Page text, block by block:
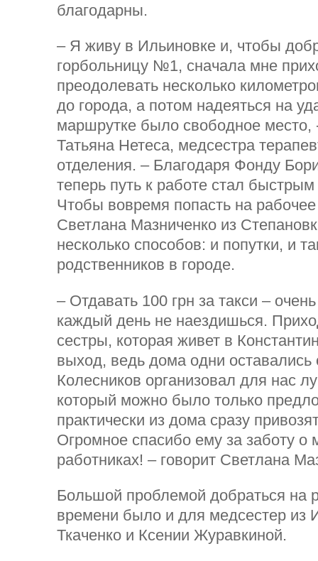
благодарны.
– Я живу в Ильиновке и, чтобы
горбольницу №1, сначала мне
преодолевать несколько
до города, а потом надеяться на
маршрутке было свободное место,
Татьяна Нетеса, медсестра
отделения. – Благодаря Фонду
теперь путь к работе стал
Чтобы вовремя попасть на
Светлана Мазниченко из
несколько способов: и попутки, и
родственников в городе.
– Отдавать 100 грн за такси –
каждый день не наездишься.
сестры, которая живет в
выход, ведь дома одни
Колесников организовал для нас
который можно было только
практически из дома сразу
Огромное спасибо ему за заботу о
работниках! – говорит Светлана
Большой проблемой добраться на
времени было и для медсестер из
Ткаченко и Ксении Журавкиной.